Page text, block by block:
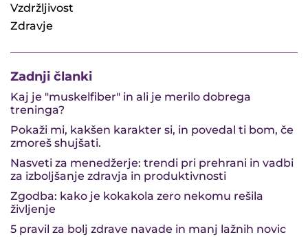
Vzdržljivost
Zdravje
Zadnji članki
Kaj je "muskelfiber" in ali je merilo dobrega
treninga?
Pokaži mi, kakšen karakter si, in povedal ti bom, če
zmoreš shujšati.
Nasveti za menedžerje: trendi pri prehrani in vadbi
za izboljšanje zdravja in produktivnosti
Zgodba: kako je kokakola zero nekomu rešila
življenje
5 pravil za bolj zdrave navade in manj lažnih novic